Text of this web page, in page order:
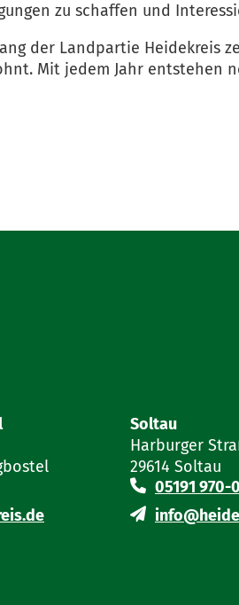
zu schaffen und
der Landpartie Heidekreis
Mit jedem Jahr entstehen
Soltau
Harburger
29614 Soltau
05191 970-0